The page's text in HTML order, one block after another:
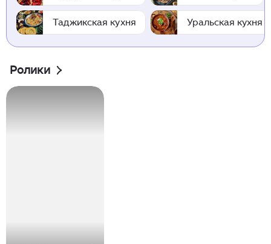
Таджикская кухня Уральская кухня
Ролики